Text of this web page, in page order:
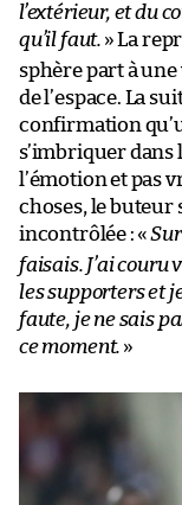
l’extérieur, et du
qu’il faut. » La
sphère part à
de l’espace. La
confirmation
s’imbriquer dans
l’émotion et pas
choses, le buteur
incontrôlée : «
faisais. J’ai couru
les supporters et
faute, je ne sais
ce moment. »